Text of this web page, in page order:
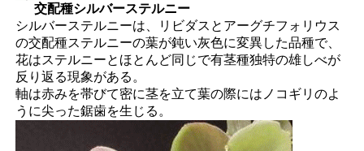
交配種シルバーステルニー
シルバーステルニーは、リビダスとアーグチフォリウス
の交配種ステルニーの葉が鈍い灰色に変異した品種で、
花はステルニーとほとんど同じで有茎種独特の雄しべが
反り返る現象がある。
軸は赤みを帯びて密に茎を立て葉の際にはノコギリのよ
うに尖った鋸歯を生じる。